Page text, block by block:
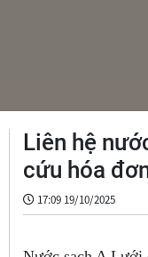
Liên hệ
cứu hóa
17:09 19/10/2025